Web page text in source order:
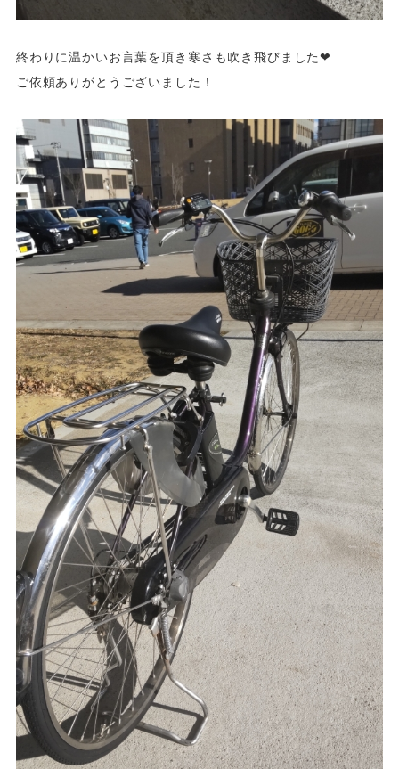
終わりに温かいお言葉を頂き寒さも吹き飛びました❤
ご依頼ありがとうございました！